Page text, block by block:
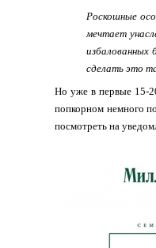
Роскошные
мечтает
избалованных
сделать это
Но уже в первые 15-
попкорном немного
посмотреть на